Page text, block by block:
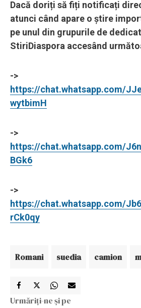
Dacă doriți să fiți notificați
atunci când apare o știre
pe unul din grupurile de
StiriDiaspora accesând
->
https://chat.whatsapp.com/
wytbimH
->
https://chat.whatsapp.com/
BGk6
->
https://chat.whatsapp.com/
rCk0qy
Romani suedia camion
Urmăriți-ne și pe